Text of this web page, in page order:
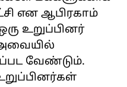
என ஆபிரகாம்
உறுப்பினர்
வேண்டும்.